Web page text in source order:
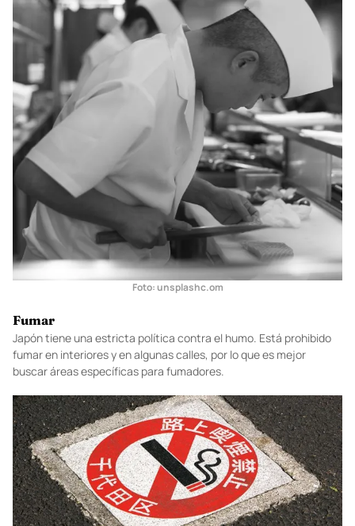
restaurantes!
Foto: unsplashc.om
Fumar
Japón tiene una estricta política contra el humo. Está prohibido
fumar en interiores y en algunas calles, por lo que es mejor
buscar áreas específicas para fumadores.